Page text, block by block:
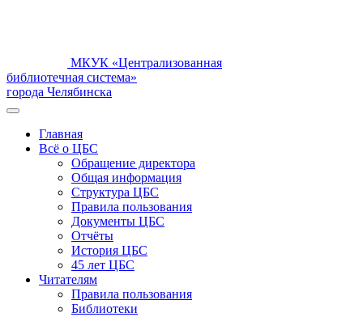
МКУК «Централизованная
библиотечная система»
города Челябинска
Главная
Всё о ЦБС
Обращение директора
Общая информация
Структура ЦБС
Правила пользования
Документы ЦБС
Отчёты
История ЦБС
45 лет ЦБС
Читателям
Правила пользования
Библиотеки